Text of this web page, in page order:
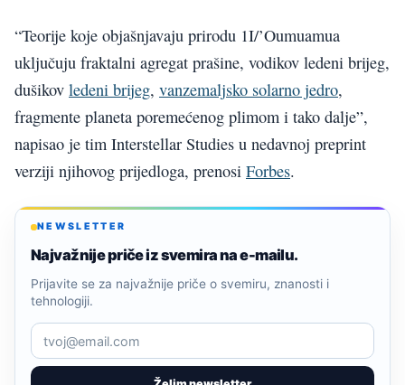
“Teorije koje objašnjavaju prirodu 1I/’Oumuamua
uključuju fraktalni agregat prašine, vodikov ledeni brijeg,
dušikov ledeni brijeg, vanzemaljsko solarno jedro,
fragmente planeta poremećenog plimom i tako dalje”,
napisao je tim Interstellar Studies u nedavnoj preprint
verziji njihovog prijedloga, prenosi Forbes.
NEWSLETTER
Najvažnije priče iz svemira na e-mailu.
Prijavite se za najvažnije priče o svemiru, znanosti i
tehnologiji.